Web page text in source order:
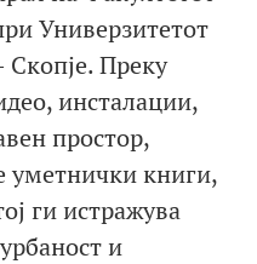
Универзитетот
Скопје. Преку
инсталации,
простор,
уметнички книги,
ги истражува
и